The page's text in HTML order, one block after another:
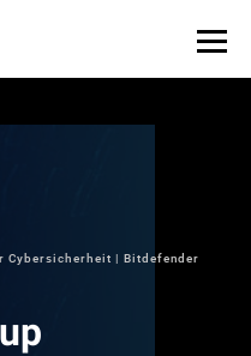
Cybersicherheit | Bitdefender